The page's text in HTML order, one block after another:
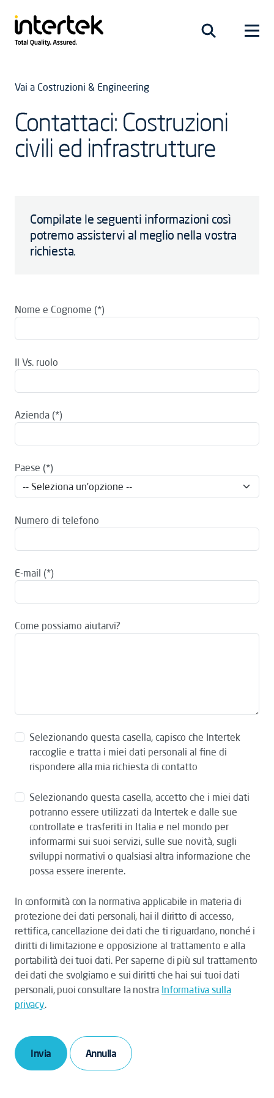
Vai a Costruzioni & Engineering
Contattaci: Costruzioni
civili ed infrastrutture
Compilate le seguenti informazioni così
potremo assistervi al meglio nella vostra
richiesta.
Nome e Cognome
Il Vs. ruolo
Azienda
Paese
Numero di telefono
E-mail
Come possiamo aiutarvi?
Selezionando questa casella, capisco che Intertek
raccoglie e tratta i miei dati personali al fine di
rispondere alla mia richiesta di contatto
Selezionando questa casella, accetto che i miei dati
potranno essere utilizzati da Intertek e dalle sue
controllate e trasferiti in Italia e nel mondo per
informarmi sui suoi servizi, sulle sue novità, sugli
sviluppi normativi o qualsiasi altra informazione che
possa essere inerente.
In conformità con la normativa applicabile in materia di
protezione dei dati personali, hai il diritto di accesso,
rettifica, cancellazione dei dati che ti riguardano, nonché i
diritti di limitazione e opposizione al trattamento e alla
portabilità dei tuoi dati. Per saperne di più sul trattamento
dei dati che svolgiamo e sui diritti che hai sui tuoi dati
personali, puoi consultare la nostra Informativa sulla
privacy.
Invia